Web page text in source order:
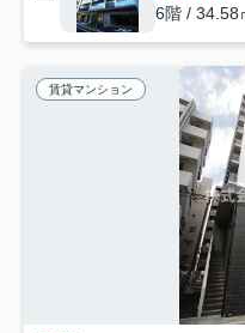
6階 / 34.58
賃貸マンション